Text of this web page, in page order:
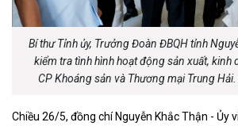
Bí thư Tỉnh ủy, Trưởng Đoàn ĐBQH tỉnh
kiểm tra tình hình hoạt động sản xuất, kinh
CP Khoáng sản và Thương mại Trung
Chiều 26/5, đồng chí Nguyễn Khắc Thận - Ủy